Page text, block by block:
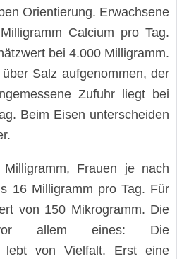
Orientierung. Erwachsene
Calcium pro Tag.
bei 4.000 Milligramm.
Salz aufgenommen, der
Zufuhr liegt bei
Beim Eisen unterscheiden
Frauen je nach
16 Milligramm pro Tag. Für
von 150 Mikrogramm. Die
allem eines: Die
lebt von Vielfalt. Erst eine